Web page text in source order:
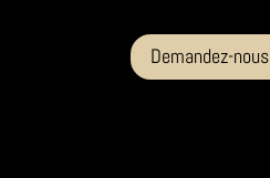
Demandez-